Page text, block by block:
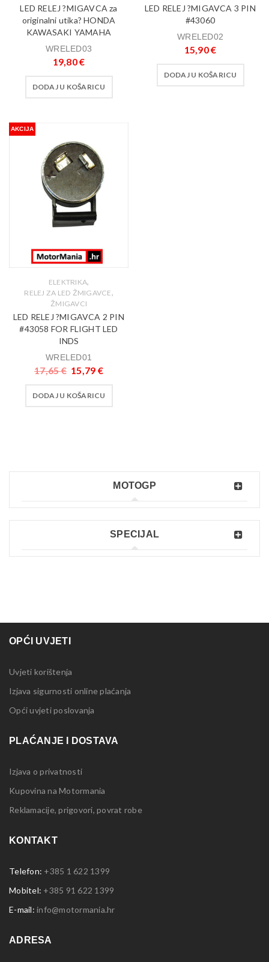
MOTOGP
SPECIJAL
LED RELEJ ?MIGAVCA za
originalni utika? HONDA
KAWASAKI YAMAHA
WRELED03
19,80€
DODAJ U KOŠARICU
LED RELEJ ?MIGAVCA 3 PIN
#43060
WRELED02
15,90€
DODAJ U KOŠARICU
AKCIJA
ELEKTRIKA,
RELEJ ZA LED ŽMIGAVCE,
ŽMIGAVCI
LED RELEJ ?MIGAVCA 2 PIN
#43058 FOR FLIGHT LED
INDS
WRELED01
17,65€ 15,79 €
DODAJ U KOŠARICU
OPĆI UVJETI
Uvjeti korištenja
Izjava sigurnosti online plaćanja
Opći uvjeti poslovanja
PLAĆANJE I DOSTAVA
Izjava o privatnosti
Kupovina na Motormania
Reklamacije, prigovori, povrat robe
KONTAKT
Telefon: +385 1 622 1399
Mobitel: +385 91 622 1399
E-mail: info@motormania.hr
ADRESA